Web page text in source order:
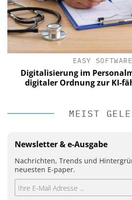
EASY
Digitalisierung im
digitaler Ordnung zur KI-
MEIST
Newsletter & e-Ausgabe
Nachrichten, Trends und
neuesten E-paper.